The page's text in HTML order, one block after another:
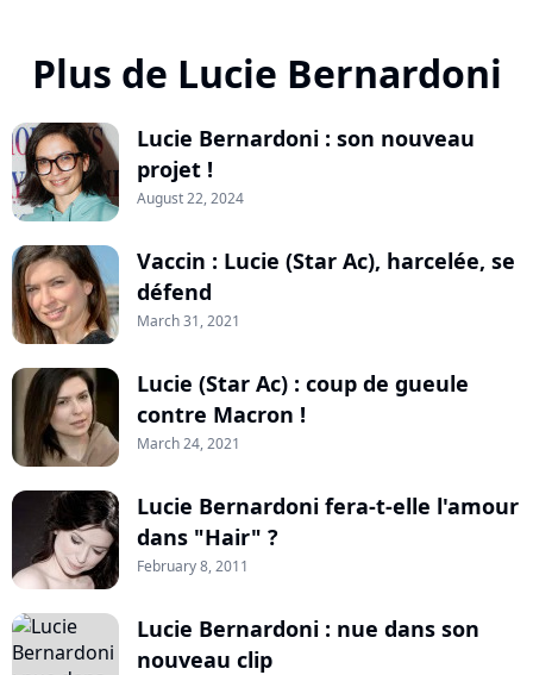
Plus de Lucie Bernardoni
Lucie Bernardoni : son nouveau
projet !
August 22, 2024
Vaccin : Lucie (Star Ac), harcelée, se
défend
March 31, 2021
Lucie (Star Ac) : coup de gueule
contre Macron !
March 24, 2021
Lucie Bernardoni fera-t-elle l'amour
dans "Hair" ?
February 8, 2011
Lucie Bernardoni : nue dans son
nouveau clip